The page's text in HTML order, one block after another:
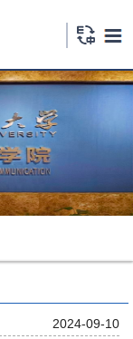
2024-09-10